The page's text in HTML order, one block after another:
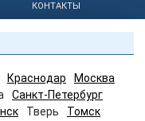
КОНТАКТЫ
Краснодар
Москва
Санкт-Петербург
Тверь
Томск